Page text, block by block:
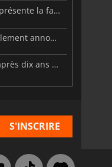
Warhammer 40 000 : Dawn of War 4 présente la faction des Nécrons
Le DLC Nioh 3 : Hell Rising est officiellement annoncé
Forsaken Realms : Vahrin's Call sort après dix ans de développement